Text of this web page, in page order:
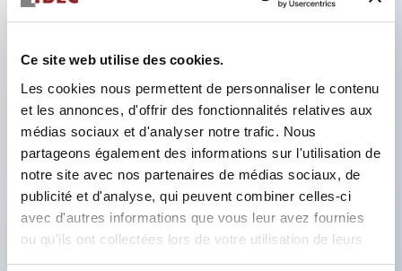
Ce site web utilise des cookies.
Les cookies nous permettent de personnaliser le contenu
et les annonces, d'offrir des fonctionnalités relatives aux
médias sociaux et d'analyser notre trafic. Nous
partageons également des informations sur l'utilisation de
notre site avec nos partenaires de médias sociaux, de
publicité et d'analyse, qui peuvent combiner celles-ci
avec d'autres informations que vous leur avez fournies
ou qu'ils ont collectées lors de votre utilisation de leurs
services.
Équipé d'une fenêtre variable pour une meilleure
surface ultra-haute intensité.
Réduction du temps de câblage grâce à la
structure à bornes SS, intégration du couvercle de
borne et du corps, et structure anti-chute des vis.
Adoption d'un support de liaison avec couvercle,
éliminant le besoin d'un couvercle de protection
contre les chocs électriques. (Lors de l'utilisation